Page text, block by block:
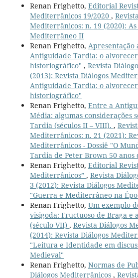
Renan Frighetto, Editorial
Mediterrânicos 19/2020 ,
Mediterrânicos: n. 19 (2020):
Mediterrâneo II
Renan Frighetto, Apresentação
Antiguidade Tardia: o
historiográfico" , Revista
(2013): Revista Diálogos
Antiguidade Tardia: o
historiográfico"
Renan Frighetto, Entre a
Média: algumas considerações
Tardia (séculos II – VIII). ,
Mediterrânicos: n. 21 (2021):
Mediterrânicos - Dossiê "O
Tardia de Peter Brown 50 anos
Renan Frighetto, Editorial
Mediterrânicos” , Revista
3 (2012): Revista Diálogos
"Guerra e Mediterrâneo na
Renan Frighetto, Um exemplo
visigoda: Fructuoso de Braga e
(século VII) , Revista Diálogos
(2014): Revista Diálogos
"Leitura e Identidade em
Medieval"
Renan Frighetto, Normas de
Diálogos Mediterrânicos ,